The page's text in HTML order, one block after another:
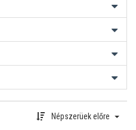
Népszerüek előre